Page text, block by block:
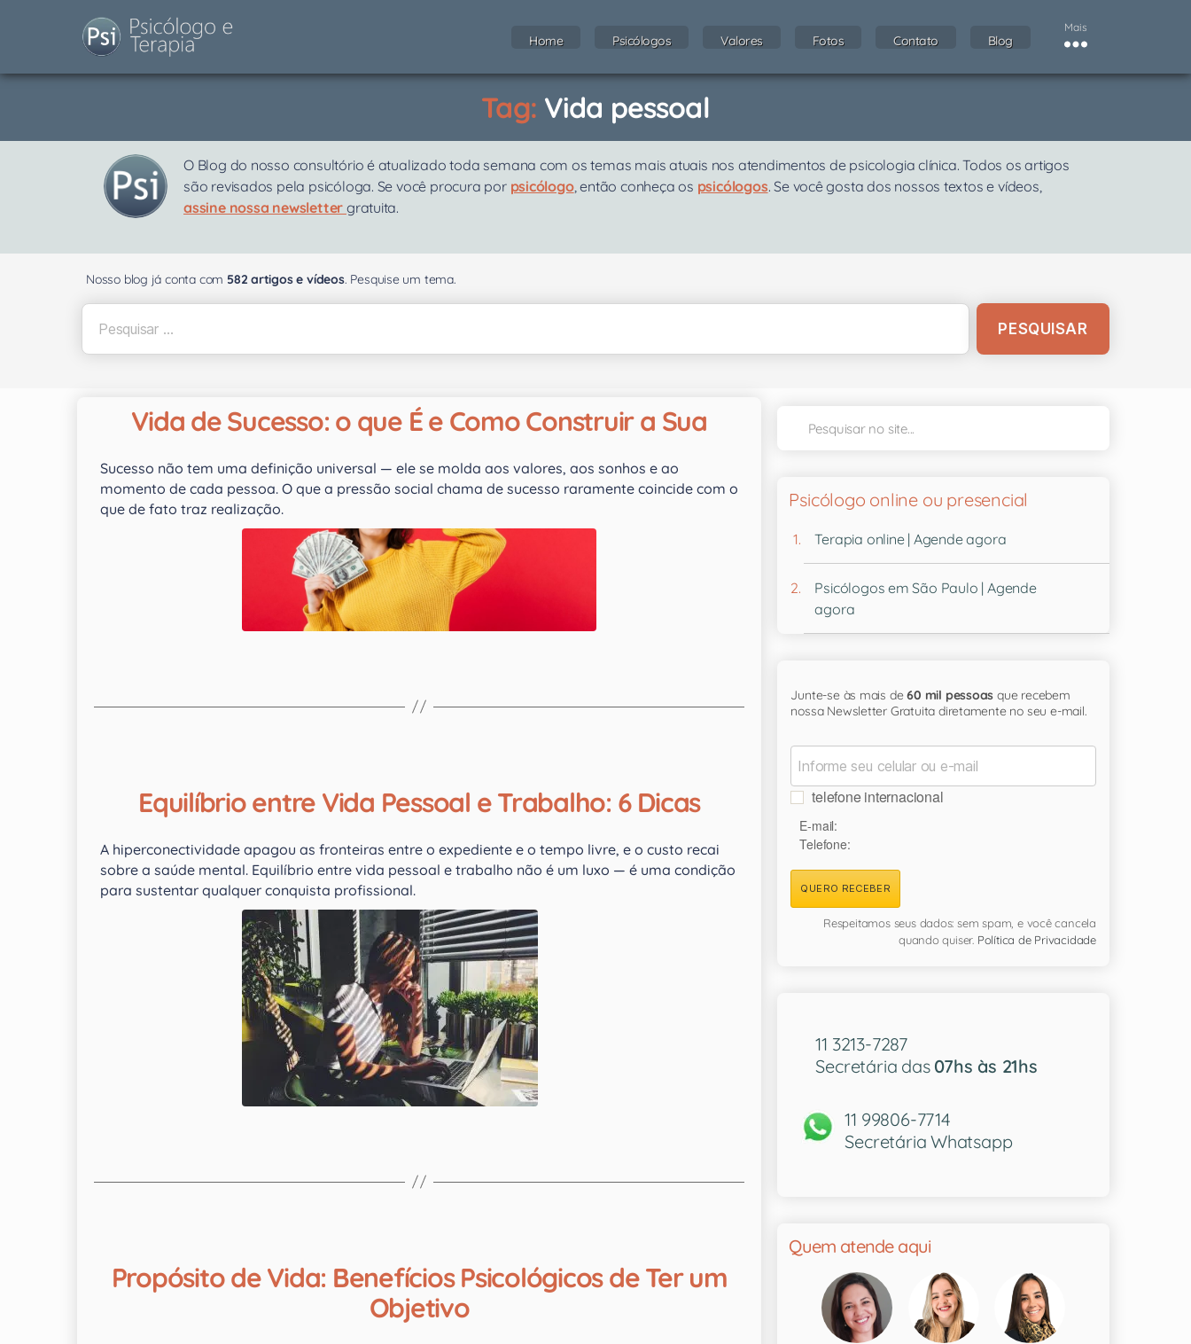
Home Psicólogos Valores Fotos Contato Blog
Mais
Tag: Vida pessoal
O Blog do nosso consultório é atualizado toda semana com os temas mais atuais nos atendimentos de psicologia clínica. Todos os artigos
são revisados pela psicóloga. Se você procura por psicólogo, então conheça os psicólogos. Se você gosta dos nossos textos e vídeos,
assine nossa newsletter gratuita.
Nosso blog já conta com 582 artigos e vídeos. Pesquise um tema.
Vida de Sucesso: o que É e Como Construir a Sua
Sucesso não tem uma definição universal — ele se molda aos valores, aos sonhos e ao
momento de cada pessoa. O que a pressão social chama de sucesso raramente coincide com o
que de fato traz realização.
Equilíbrio entre Vida Pessoal e Trabalho: 6 Dicas
A hiperconectividade apagou as fronteiras entre o expediente e o tempo livre, e o custo recai
sobre a saúde mental. Equilíbrio entre vida pessoal e trabalho não é um luxo — é uma condição
para sustentar qualquer conquista profissional.
Propósito de Vida: Benefícios Psicológicos de Ter um
Objetivo
Psicólogo online ou presencial
Terapia online | Agende agora
Psicólogos em São Paulo | Agende
agora
Junte-se às mais de60 mil pessoas que recebem
nossa Newsletter Gratuita diretamente no seu e-mail.
telefone internacional
E-mail:
Telefone:
QUERO RECEBER
Respeitamos seus dados: sem spam, e você cancela
quando quiser. Política de Privacidade
11 3213-7287
Secretária das 07hs às 21hs
11 99806-7714
Secretária Whatsapp
Quem atende aqui